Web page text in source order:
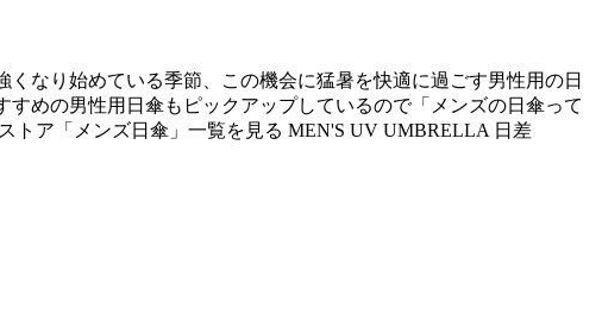
なり始めている季節、この機会に猛暑を快適に過ごす男性用の日
めの男性用日傘もピックアップしているので「メンズの日傘って
トア「メンズ日傘」一覧を見る MEN'S UV UMBRELLA 日差